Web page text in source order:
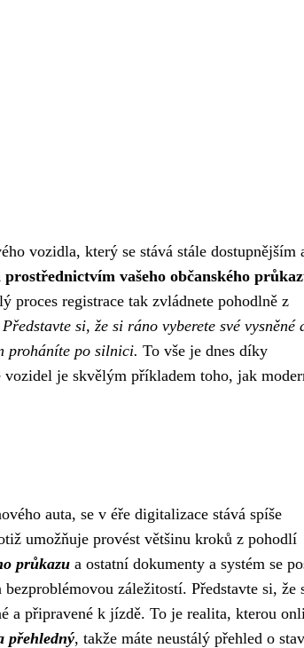
vozidla, který se stává stále dostupnějším
vašeho občanského
proces registrace tak zvládnete pohodlně z
Představte si, že si ráno vyberete své vysněné
proháníte po silnici. To vše je dnes díky
je skvělým příkladem toho, jak
auta, se v éře digitalizace stává spíše
umožňuje provést většinu kroků z pohodlí
průkazu a ostatní dokumenty a systém se
záležitostí. Představte si, že
a připravené k jízdě. To je realita, kterou
přehledný, takže máte neustálý přehled o